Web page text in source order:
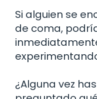
Si alguien se
de coma,
¿Alguna vez